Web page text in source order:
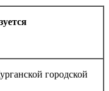
городской